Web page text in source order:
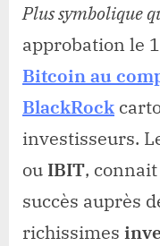
Plus symbolique
approbation le
Bitcoin au
BlackRock
investisseurs.
ou IBIT,
succès auprès
richissimes